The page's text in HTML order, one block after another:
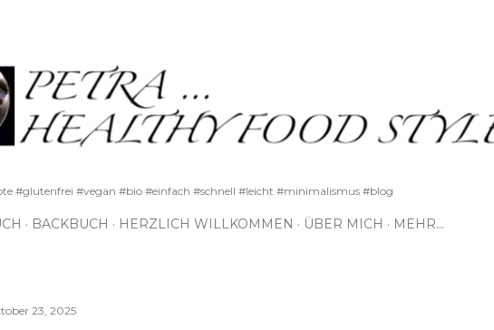
#glutenfrei #vegan #bio #einfach #schnell #leicht #minimalismus #blog
BACKBUCH HERZLICH WILLKOMMEN ÜBER MICH MEHR…
23, 2025